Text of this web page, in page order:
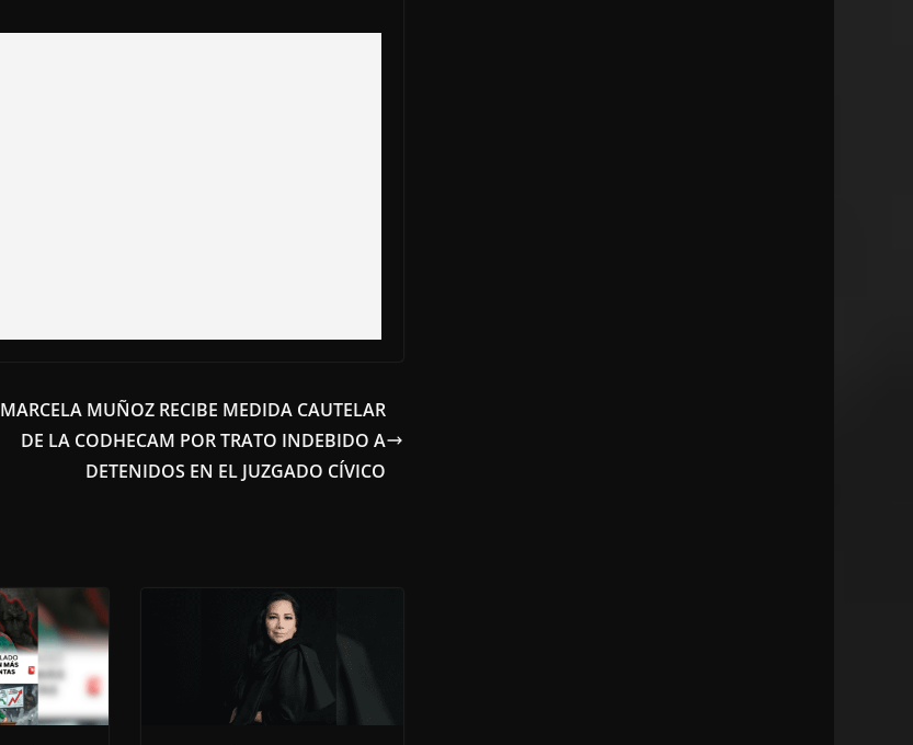
MARCELA MUÑOZ RECIBE MEDIDA CAUTELAR
DE LA CODHECAM POR TRATO INDEBIDO A
DETENIDOS EN EL JUZGADO CÍVICO